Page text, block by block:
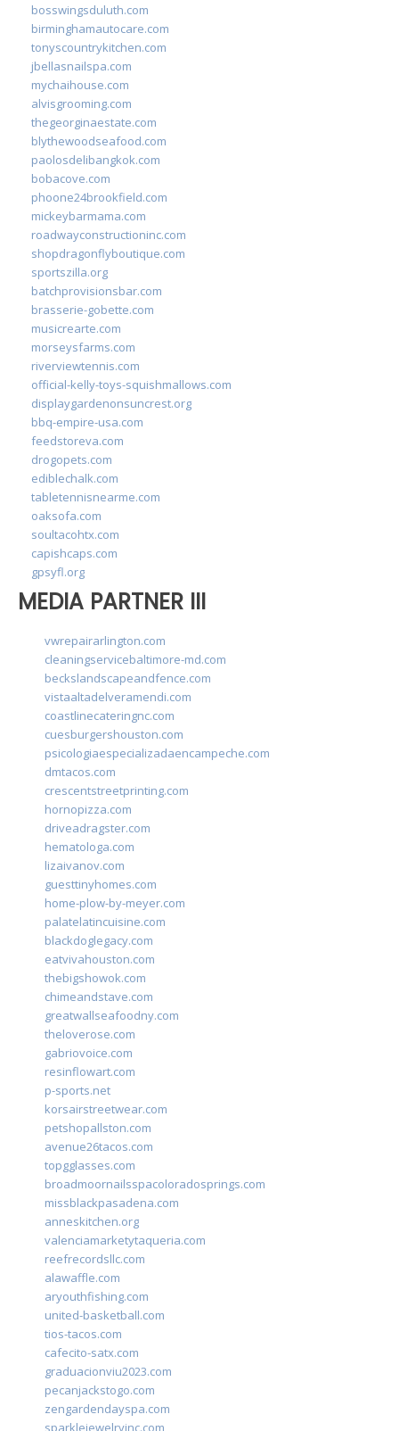
bosswingsduluth.com
birminghamautocare.com
tonyscountrykitchen.com
jbellasnailspa.com
mychaihouse.com
alvisgrooming.com
thegeorginaestate.com
blythewoodseafood.com
paolosdelibangkok.com
bobacove.com
phoone24brookfield.com
mickeybarmama.com
roadwayconstructioninc.com
shopdragonflyboutique.com
sportszilla.org
batchprovisionsbar.com
brasserie-gobette.com
musicrearte.com
morseysfarms.com
riverviewtennis.com
official-kelly-toys-squishmallows.com
displaygardenonsuncrest.org
bbq-empire-usa.com
feedstoreva.com
drogopets.com
ediblechalk.com
tabletennisnearme.com
oaksofa.com
soultacohtx.com
capishcaps.com
gpsyfl.org
MEDIA PARTNER III
vwrepairarlington.com
cleaningservicebaltimore-md.com
beckslandscapeandfence.com
vistaaltadelveramendi.com
coastlinecateringnc.com
cuesburgershouston.com
psicologiaespecializadaencampeche.com
dmtacos.com
crescentstreetprinting.com
hornopizza.com
driveadragster.com
hematologa.com
lizaivanov.com
guesttinyhomes.com
home-plow-by-meyer.com
palatelatincuisine.com
blackdoglegacy.com
eatvivahouston.com
thebigshowok.com
chimeandstave.com
greatwallseafoodny.com
theloverose.com
gabriovoice.com
resinflowart.com
p-sports.net
korsairstreetwear.com
petshopallston.com
avenue26tacos.com
topgglasses.com
broadmoornailsspacoloradosprings.com
missblackpasadena.com
anneskitchen.org
valenciamarketytaqueria.com
reefrecordsllc.com
alawaffle.com
aryouthfishing.com
united-basketball.com
tios-tacos.com
cafecito-satx.com
graduacionviu2023.com
pecanjackstogo.com
zengardendayspa.com
sparklejewelryinc.com